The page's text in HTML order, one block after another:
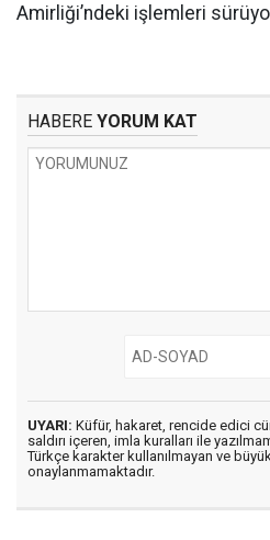
Amirliği’ndeki işlemleri
HABERE YORUM KAT
UYARI: Küfür, hakaret, rencide edici
saldırı içeren, imla kuralları ile
Türkçe karakter kullanılmayan ve
onaylanmamaktadır.